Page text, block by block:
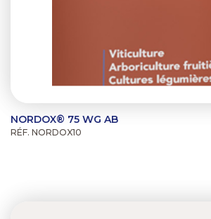
NORDOX® 75 WG AB
RÉF. NORDOX10